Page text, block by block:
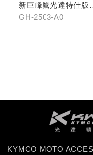
新巨峰鷹光達特仕版
車紀錄器
GH-2503-A0
KYMCO MOTO